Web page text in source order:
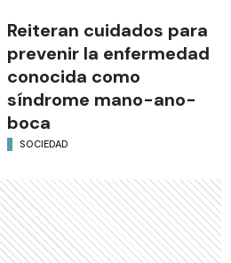
Reiteran cuidados para
prevenir la enfermedad
conocida como
síndrome mano-ano-
boca
SOCIEDAD